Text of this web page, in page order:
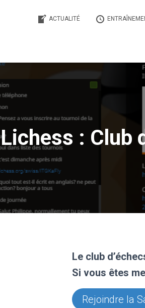
ACTUALITÉ
Lichess : Club
Le club
Si vous êtes
Rejoindre la